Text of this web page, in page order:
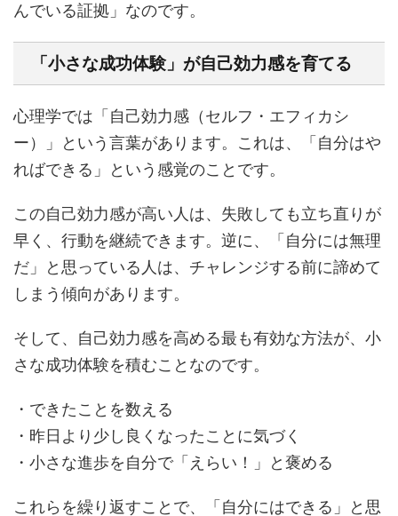
んでいる証拠」なのです。
「小さな成功体験」が自己効力感を育てる
心理学では「自己効力感（セルフ・エフィカシ
ー）」という言葉があります。これは、「自分はや
ればできる」という感覚のことです。
この自己効力感が高い人は、失敗しても立ち直りが
早く、行動を継続できます。逆に、「自分には無理
だ」と思っている人は、チャレンジする前に諦めて
しまう傾向があります。
そして、自己効力感を高める最も有効な方法が、小
さな成功体験を積むことなのです。
・できたことを数える
・昨日より少し良くなったことに気づく
・小さな進歩を自分で「えらい！」と褒める
これらを繰り返すことで、「自分にはできる」と思